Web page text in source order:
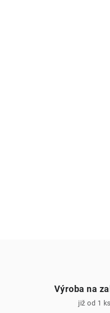
Výroba na
již od 1 ks